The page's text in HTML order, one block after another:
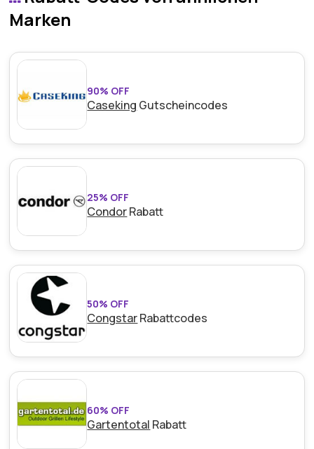
ganze Jahr über konzipiert ist.
Marken
90% OFF
Caseking Gutscheincodes
25% OFF
CondorRabatt
50% OFF
CongstarRabattcodes
60% OFF
Gartentotal Rabatt